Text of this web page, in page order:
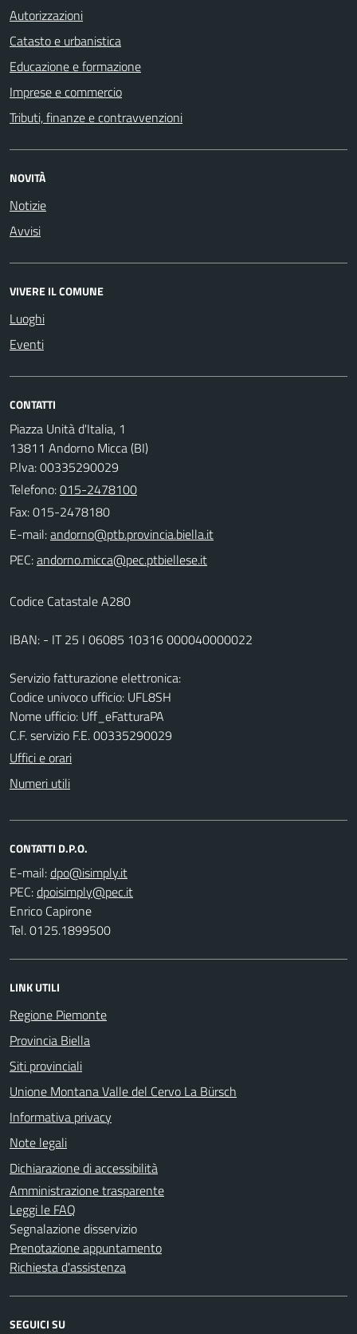
Autorizzazioni
Catasto e urbanistica
Educazione e formazione
Imprese e commercio
Tributi, finanze e contravvenzioni
NOVITÀ
Notizie
Avvisi
VIVERE IL COMUNE
Luoghi
Eventi
CONTATTI
Piazza Unità d'Italia, 1
13811 Andorno Micca (BI)
P.Iva: 00335290029
Telefono:015-2478100
Fax: 015-2478180
E-mail:
PEC:
Codice Catastale A280
IBAN: - IT 25 I 06085 10316 000040000022
Servizio fatturazione elettronica:
Codice univoco ufficio: UFL8SH
Nome ufficio: Uff_eFatturaPA
C.F. servizio F.E. 00335290029
Uffici e orari
Numeri utili
CONTATTI D.P.O.
E-mail:
PEC:
Enrico Capirone
Tel. 0125.1899500
LINK UTILI
Regione Piemonte
Provincia Biella
Siti provinciali
Unione Montana Valle del Cervo La Bürsch
Informativa privacy
Note legali
Dichiarazione di accessibilità
Amministrazione trasparente
Leggi le FAQ
Segnalazione disservizio
Prenotazione appuntamento
Richiesta d'assistenza
SEGUICI SU